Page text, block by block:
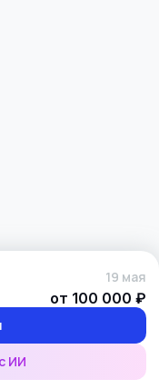
19 мая
от 100 000 ₽
ИИ
данных